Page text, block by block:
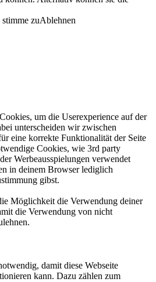
zuAblehnen
um die Userexperience auf der
unterscheiden wir zwischen
eine korrekte Funktionalität der Seite
Cookies, wie 3rd party
Werbeausspielungen verwendet
in deinem Browser lediglich
gibst.
Möglichkeit die Verwendung deiner
die Verwendung von nicht
damit diese Webseite
kann. Dazu zählen zum